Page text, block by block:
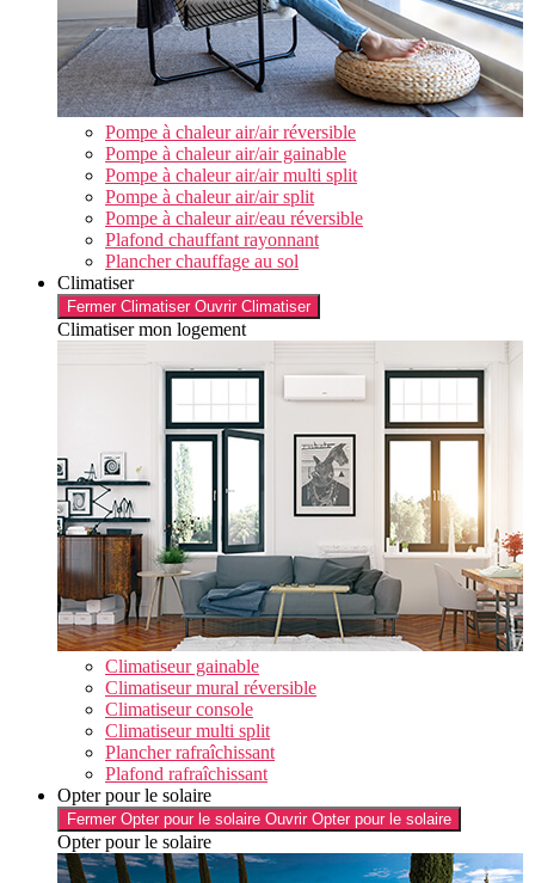
Pompe à chaleur air/air réversible
Pompe à chaleur air/air gainable
Pompe à chaleur air/air multi split
Pompe à chaleur air/air split
Pompe à chaleur air/eau réversible
Plafond chauffant rayonnant
Plancher chauffage au sol
Climatiser
Fermer Climatiser Ouvrir Climatiser
Climatiser mon logement
Climatiseur gainable
Climatiseur mural réversible
Climatiseur console
Climatiseur multi split
Plancher rafraîchissant
Plafond rafraîchissant
Opter pour le solaire
Fermer Opter pour le solaire Ouvrir Opter pour le solaire
Opter pour le solaire